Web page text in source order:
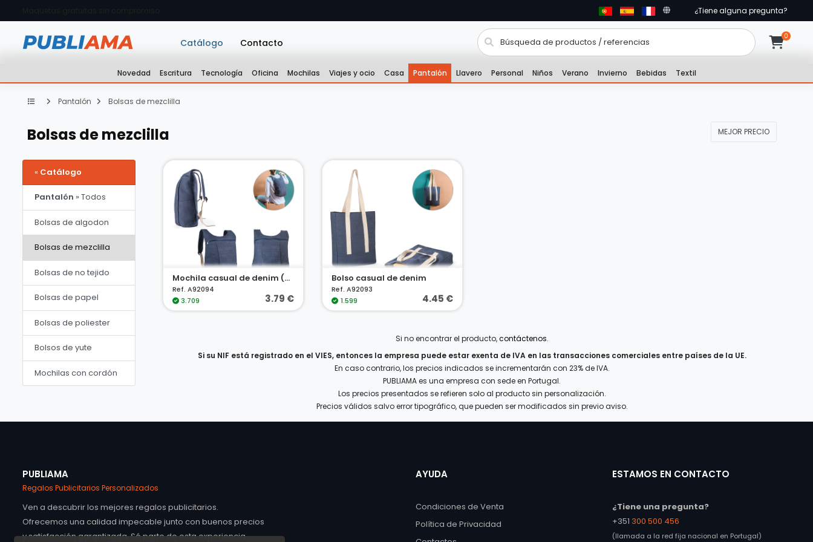
¿Tiene alguna pregunta?
Catálogo Contacto
Novedad Escritura Tecnología Oficina Mochilas Viajes y ocio Casa Pantalón Llavero Personal Niños Verano Invierno Bebidas Textil
Pantalón Bolsas de mezclilla
Bolsas de mezclilla MEJOR PRECIO
« Catálogo
Pantalón » Todos
Bolsas de algodon
Bolsas de mezclilla
Bolsas de no tejido
Bolsas de papel
Bolsas de poliester
Bolsos de yute
Mochilas con cordón
Mochila casual de denim (300 g/m²)
Ref. A92094
3.709
3.79 €
Bolso casual de denim
Ref. A92093
1.599
4.45 €
Si no encontrar el producto,contáctenos.
Si su NIF está registrado en el VIES, entonces la empresa puede estar exenta de IVA en las transacciones comerciales entre países de la UE.
En caso contrario, los precios indicados se incrementarán con 23% de IVA.
PUBLIAMA es una empresa con sede en Portugal.
Los precios presentados se refieren solo al producto sin personalización.
Precios válidos salvo error tipográfico, que pueden ser modificados sin previo aviso.
PUBLIAMA
Regalos Publicitarios Personalizados
Ven a descubrir los mejores regalos publicitarios.
Ofrecemos una calidad impecable junto con buenos precios
y satisfacción garantizada. Sé parte de esta experiencia
AYUDA
Condiciones de Venta
Política de Privacidad
ESTAMOS EN CONTACTO
¿Tiene una pregunta?
+351 300 500 456
(llamada a la red fija nacional en Portugal)